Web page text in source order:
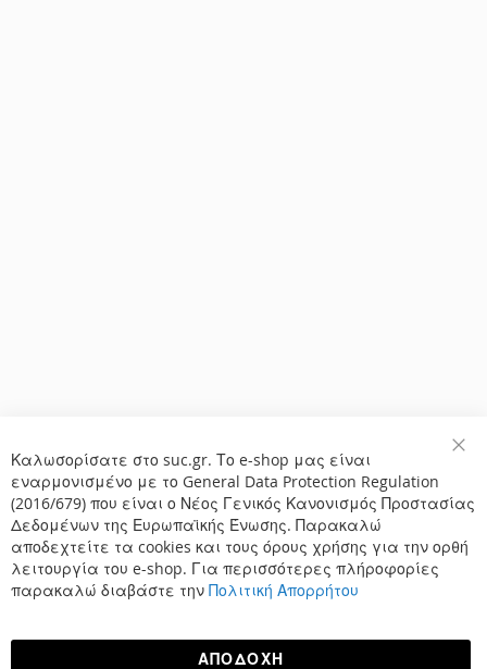
Καλωσορίσατε στο suc.gr. Το e-shop μας είναι
εναρμονισμένο με το General Data Protection Regulation
(2016/679) που είναι ο Νέος Γενικός Κανονισμός Προστασίας
Δεδομένων της Ευρωπαϊκής Ένωσης. Παρακαλώ
αποδεχτείτε τα cookies και τους όρους χρήσης για την ορθή
λειτουργία του e-shop. Για περισσότερες πλήροφορίες
παρακαλώ διαβάστε την Πολιτική Απορρήτου
ΑΠΟΔΟΧΉ